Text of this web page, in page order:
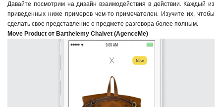
Давайте посмотрим на дизайн взаимодействия в действии. Каждый из
приведенных ниже примеров чем-топримечателен. Изучите их, чтобы
сделать свое представление о предмете разговора более полным.
Move Product от Barthelemy Chalvet (AgenceMe)